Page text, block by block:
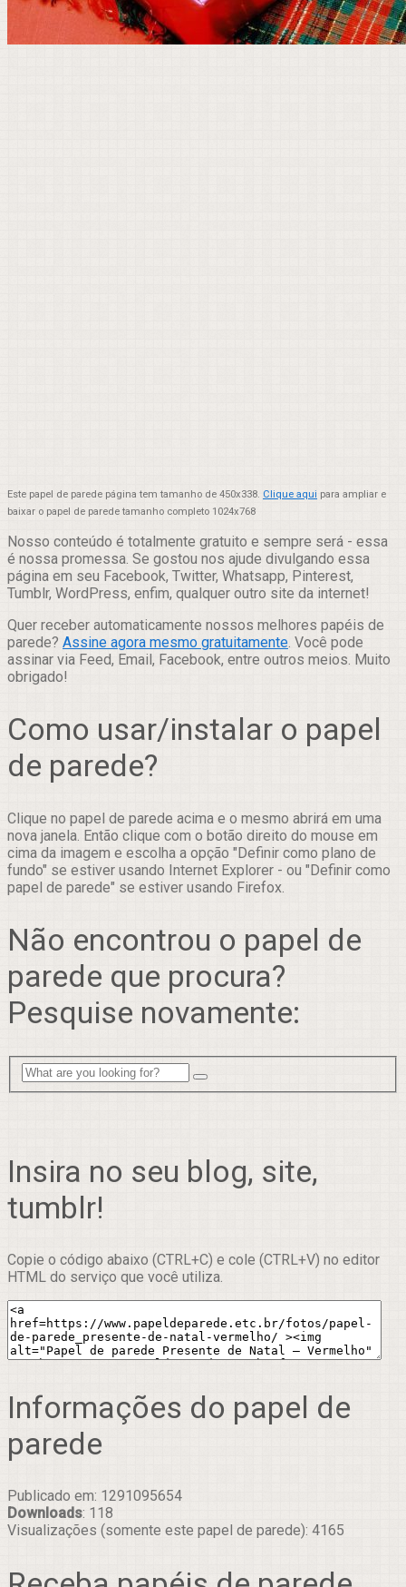
Este papel de parede página tem tamanho de 450x338. Clique aqui para ampliar e
baixar o papel de parede tamanho completo 1024x768
Nosso conteúdo é totalmente gratuito e sempre será - essa
é nossa promessa. Se gostou nos ajude divulgando essa
página em seu Facebook, Twitter, Whatsapp, Pinterest,
Tumblr, WordPress, enfim, qualquer outro site da internet!
Quer receber automaticamente nossos melhores papéis de
parede? Assine agora mesmo gratuitamente. Você pode
assinar via Feed, Email, Facebook, entre outros meios. Muito
obrigado!
Como usar/instalar o papel
de parede?
Clique no papel de parede acima e o mesmo abrirá em uma
nova janela. Então clique com o botão direito do mouse em
cima da imagem e escolha a opção "Definir como plano de
fundo" se estiver usando Internet Explorer - ou "Definir como
papel de parede" se estiver usando Firefox.
Não encontrou o papel de
parede que procura?
Pesquise novamente:
Insira no seu blog, site,
tumblr!
Copie o código abaixo (CTRL+C) e cole (CTRL+V) no editor
HTML do serviço que você utiliza.
Informações do papel de
parede
Publicado em: 1291095654
Downloads: 118
Visualizações (somente este papel de parede): 4165